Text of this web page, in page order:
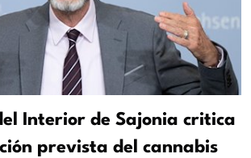
Interior de Sajonia critica
prevista del cannabis